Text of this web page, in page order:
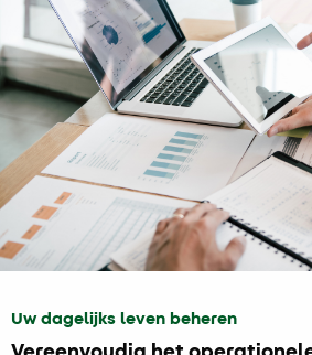
Uw dagelijks leven beheren